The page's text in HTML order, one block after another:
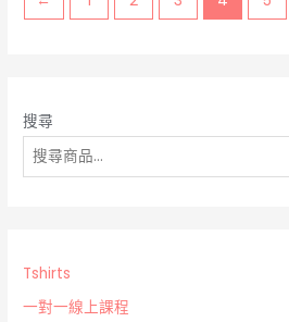
搜尋
Tshirts
一對一線上課程